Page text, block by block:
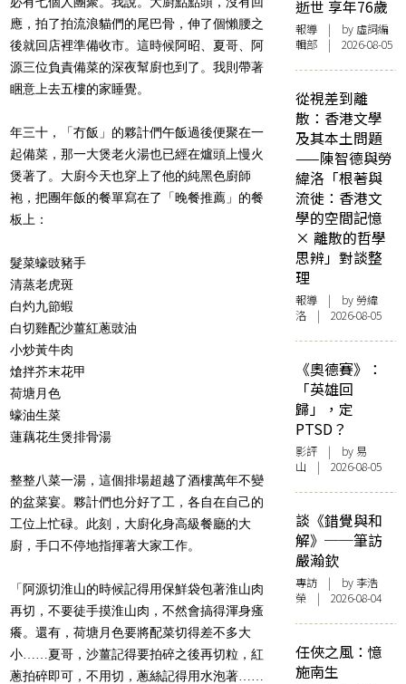
應，拍了拍流浪貓們的尾巴骨，伸了個懶腰之
後就回店裡準備收市。這時候阿昭、夏哥、阿
源三位負責備菜的深夜幫廚也到了。我則帶著
睏意上去五樓的家睡覺。
年三十，「冇飯」的夥計們午飯過後便聚在一
起備菜，那一大煲老火湯也已經在爐頭上慢火
煲著了。大廚今天也穿上了他的純黑色廚師
袍，把團年飯的餐單寫在了「晚餐推薦」的餐
板上：
髮菜蠔豉豬手
清蒸老虎斑
白灼九節蝦
白切雞配沙薑紅蔥豉油
小炒黃牛肉
熗拌芥末花甲
荷塘月色
蠔油生菜
蓮藕花生煲排骨湯
整整八菜一湯，這個排場超越了酒樓萬年不變
的盆菜宴。夥計們也分好了工，各自在自己的
工位上忙碌。此刻，大廚化身高級餐廳的大
廚，手口不停地指揮著大家工作。
「阿源切淮山的時候記得用保鮮袋包著淮山肉
再切，不要徒手摸淮山肉，不然會搞得渾身瘙
癢。還有，荷塘月色要將配菜切得差不多大
小……夏哥，沙薑記得要拍碎之後再切粒，紅
蔥拍碎即可，不用切，蔥絲記得用水泡著……
逝世 享年76歲
報導 | by 虛詞編
輯部 | 2026-08-05
從視差到離
散：香港文學
及其本土問題
——陳智德與勞
緯洛「根著與
流徙：香港文
學的空間記憶
× 離散的哲學
思辨」對談整
理
報導 | by 勞緯
洛 | 2026-08-05
《奧德賽》：
「英雄回
歸」，定
PTSD？
影評 | by 易
山 | 2026-08-05
談《錯覺與和
解》──筆訪
嚴瀚欽
專訪 | by 李浩
榮 | 2026-08-04
任俠之風：憶
施南生